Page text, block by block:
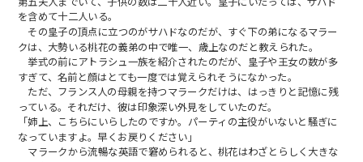
を含めて十二人いる。
その皇子の頂点に立つのがサハドなのだが、すぐ下の弟になるマラー
クは、大勢いる桃花の義弟の中で唯一、歳上なのだと教えられた。
挙式の前にアトラシュ一族を紹介されたのだが、皇子や王女の数が多
すぎて、名前と顔はとても一度では覚えられそうになかった。
ただ、フランス人の母親を持つマラークだけは、はっきりと記憶に残
っている。それだけ、彼は印象深い外見をしていたのだ。
「姉上、こちらにいらしたのですか。パーティの主役がいないと騒ぎに
なっていますよ。早くお戻りください」
マラークから流暢な英語で窘められると、桃花はわざとらしく大きな